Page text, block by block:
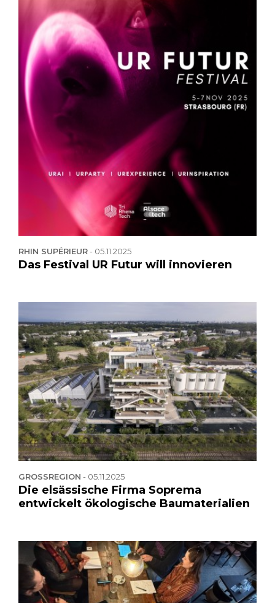
RHIN SUPÉRIEUR- 05.11.2025
Das Festival UR Futur will innovieren
GROSSREGION - 05.11.2025
Die elsässische Firma Soprema
entwickelt ökologische Baumaterialien